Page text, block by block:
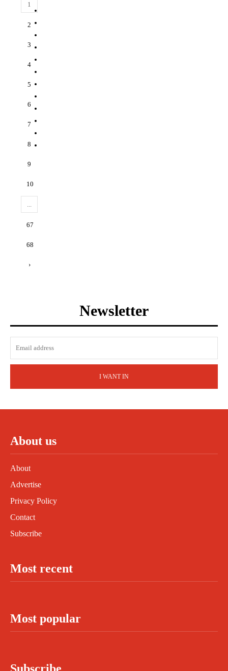
1
2
3
4
5
6
7
8
9
10
...
67
68
›
Newsletter
I WANT IN
About us
About
Advertise
Privacy Policy
Contact
Subscribe
Most recent
Most popular